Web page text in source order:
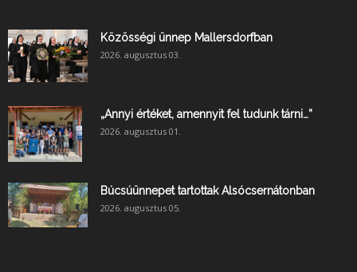
Közösségi ünnep Mallersdorfban
2026. augusztus 03.
„Annyi értéket, amennyit fel tudunk tárni…”
2026. augusztus 01.
Búcsúünnepet tartottak Alsócsernátonban
2026. augusztus 05.